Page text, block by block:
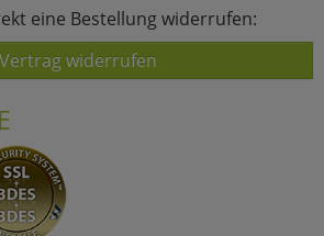
eine Bestellung widerrufen:
Vertrag widerrufen